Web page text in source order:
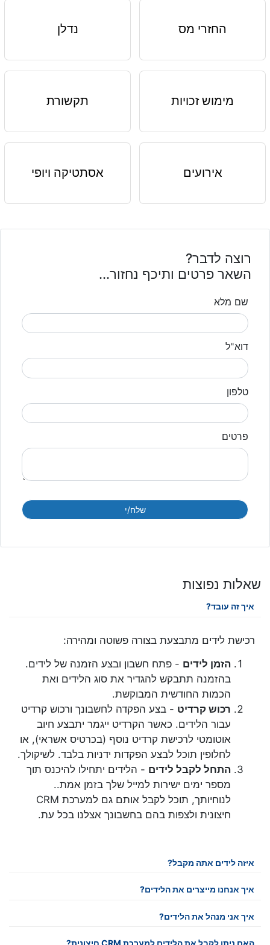
החזרי מס נדלן
מימוש זכויות תקשורת
אירועים אסתטיקה ויופי
רוצה לדבר?
השאר פרטים ותיכף נחזור...
שם מלא
דוא"ל
טלפון
פרטים
שאלות נפוצות
איך זה עובד?
רכישת לידים מתבצעת בצורה פשוטה ומהירה:
הזמן לידים - פתח חשבון ובצע הזמנה של לידים.
בהזמנה תתבקש להגדיר את סוג הלידים ואת
הכמות החודשית המבוקשת.
רכוש קרדיט - בצע הפקדה לחשבונך ורכוש קרדיט
עבור הלידים. כאשר הקרדיט ייגמר יתבצע חיוב
אוטומטי לרכישת קרדיט נוסף (בכרטיס אשראי), או
לחלופין תוכל לבצע הפקדות ידניות בלבד. לשיקולך.
התחל לקבל לידים - הלידים יתחילו להיכנס תוך
מספר ימים ישירות למייל שלך בזמן אמת..
לנוחיותך, תוכל לקבל אותם גם למערכת CRM
חיצונית ולצפות בהם בחשבונך אצלנו בכל עת.
איזה לידים אתה מקבל?
איך אנחנו מייצרים את הלידים?
איך אני מנהל את הלידים?